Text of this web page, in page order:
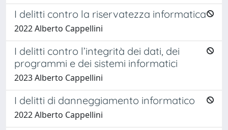
I delitti contro la riservatezza informatica
2022 Alberto Cappellini
I delitti contro l’integrità dei dati, dei
programmi e dei sistemi informatici
2023 Alberto Cappellini
I delitti di danneggiamento informatico
2022 Alberto Cappellini